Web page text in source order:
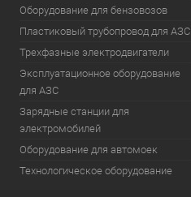
Оборудование для бензовозов
Пластиковый трубопровод для АЗС
Трехфазные электродвигатели
Эксплуатационное оборудование
для АЗС
Зарядные станции для
электромобилей
Оборудование для автомоек
Технологическое оборудование